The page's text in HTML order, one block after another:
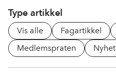
Type artikkel
Vis alle Fagartikkel
Medlemspraten
Nyhet